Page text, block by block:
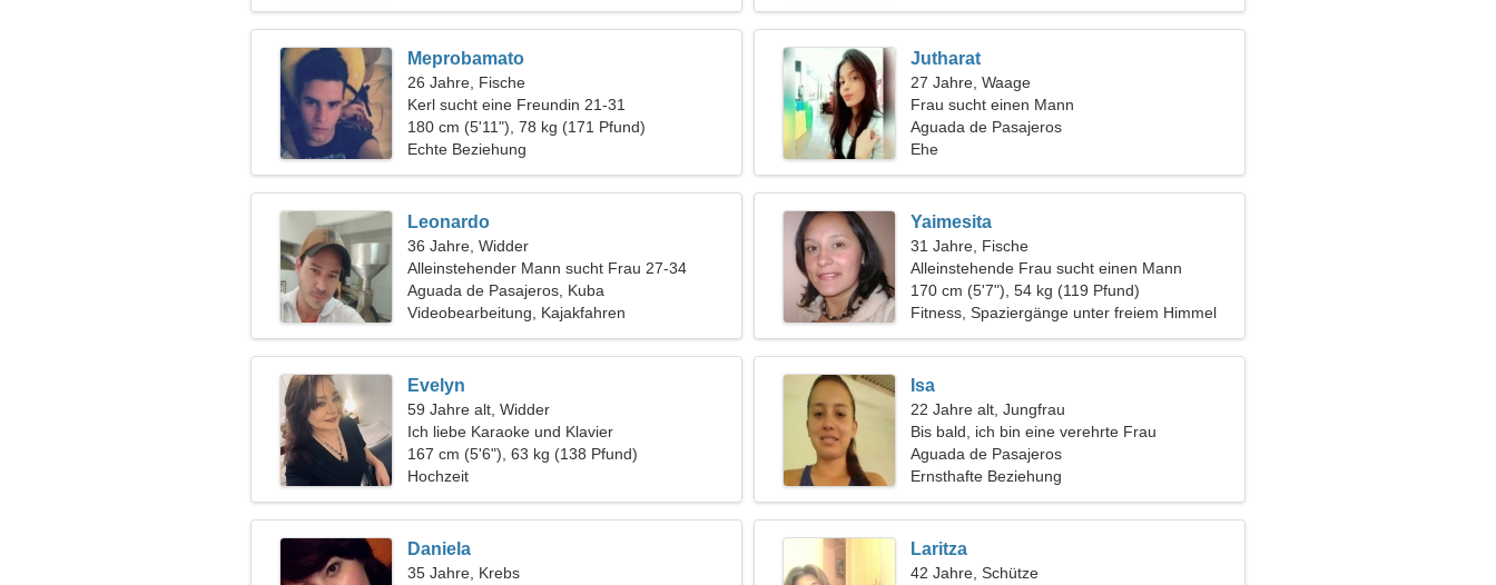
Meprobamato
26 Jahre, Fische
Kerl sucht eine Freundin 21-31
180 cm (5'11"), 78 kg (171 Pfund)
Echte Beziehung
Jutharat
27 Jahre, Waage
Frau sucht einen Mann
Aguada de Pasajeros
Ehe
Leonardo
36 Jahre, Widder
Alleinstehender Mann sucht Frau 27-34
Aguada de Pasajeros, Kuba
Videobearbeitung, Kajakfahren
Yaimesita
31 Jahre, Fische
Alleinstehende Frau sucht einen Mann
170 cm (5'7"), 54 kg (119 Pfund)
Fitness, Spaziergänge unter freiem Himmel
Evelyn
59 Jahre alt, Widder
Ich liebe Karaoke und Klavier
167 cm (5'6"), 63 kg (138 Pfund)
Hochzeit
Isa
22 Jahre alt, Jungfrau
Bis bald, ich bin eine verehrte Frau
Aguada de Pasajeros
Ernsthafte Beziehung
Daniela
35 Jahre, Krebs
Laritza
42 Jahre, Schütze